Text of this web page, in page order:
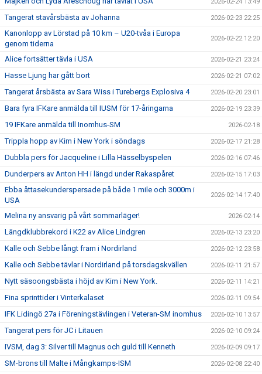
Tangerat stavårsbästa av Johanna 2026-02-23 22:25
Kanonlopp av Lörstad på 10 km – U20-tvåa i Europa
genom tiderna
2026-02-22 12:20
Alice fortsätter tävla i USA 2026-02-21 23:24
Hasse Ljung har gått bort 2026-02-21 07:02
Tangerat årsbästa av Sara Wiss i Turebergs Explosiva 4 2026-02-20 23:01
Bara fyra IFKare anmälda till IUSM för 17-åringarna 2026-02-19 23:39
19 IFKare anmälda till Inomhus-SM 2026-02-18
Trippla hopp av Kim i New York i söndags 2026-02-17 21:28
Dubbla pers för Jacqueline i Lilla Hässelbyspelen 2026-02-16 07:46
Dunderpers av Anton HH i längd under Rakaspåret 2026-02-15 17:03
Ebba åttasekunderspersade på både 1 mile och 3000m i
USA
2026-02-14 17:40
Melina ny ansvarig på vårt sommarläger! 2026-02-14
Längdklubbrekord i K22 av Alice Lindgren 2026-02-13 23:20
Kalle och Sebbe långt fram i Nordirland 2026-02-12 23:58
Kalle och Sebbe tävlar i Nordirland på torsdagskvällen 2026-02-11 21:57
Nytt säsoongsbästa i höjd av Kim i New York. 2026-02-11 14:21
Fina sprinttider i Vinterkalaset 2026-02-11 09:54
IFK Lidingö 27a i Föreningstävlingen i Veteran-SM inomhus 2026-02-10 13:57
Tangerat pers för JC i Litauen 2026-02-10 09:24
IVSM, dag 3: Silver till Magnus och guld till Kenneth 2026-02-09 09:17
SM-brons till Malte i Mångkamps-ISM 2026-02-08 22:40